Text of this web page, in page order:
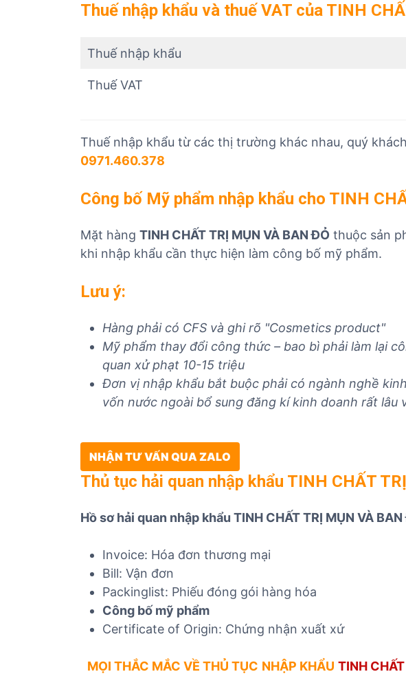
Thuế nhập khẩu và thuế VAT của TINH
Thuế nhập khẩu
Thuế VAT
Thuế nhập khẩu từ các thị trường khác nhau, quý
0971.460.378
Công bố Mỹ phẩm nhập khẩu cho TINH
Mặt hàng TINH CHẤT TRỊ MỤN VÀ BAN ĐỎ thuộc sản
khi nhập khẩu cần thực hiện làm công bố mỹ phẩm.
Lưu ý:
Hàng phải có CFS và ghi rõ "Cosmetics product"
Mỹ phẩm thay đổi công thức – bao bì phải làm lại
quan xử phạt 10-15 triệu
Đơn vị nhập khẩu bắt buộc phải có ngành nghề
vốn nước ngoài bổ sung đăng kí kinh doanh rất lâu
NHẬN TƯ VẤN QUA ZALO
Thủ tục hải quan nhập khẩu TINH CHẤT
Hồ sơ hải quan nhập khẩu TINH CHẤT TRỊ MỤN VÀ BAN
Invoice: Hóa đơn thương mại
Bill: Vận đơn
Packinglist: Phiếu đóng gói hàng hóa
Công bố mỹ phẩm
Certificate of Origin: Chứng nhận xuất xứ
MỌI THẮC MẮC VỀ THỦ TỤC NHẬP KHẨU TINH